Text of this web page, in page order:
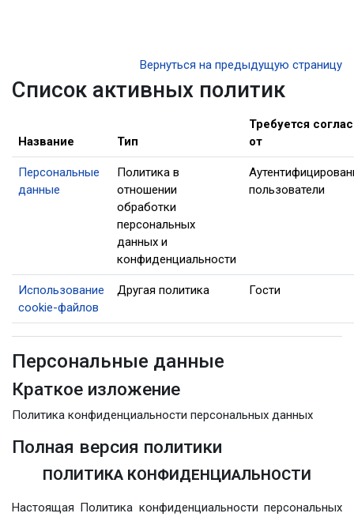
Вернуться на предыдущую страницу
Список активных политик
Название Тип
Требуется
от
Персональные
данные
Политика в
отношении
обработки
персональных
данных и
конфиденциальности
пользователи
Использование
cookie-файлов
Другая политика Гости
Персональные данные
Краткое изложение
Политика конфиденциальности персональных данных
Полная версия политики
ПОЛИТИКА КОНФИДЕНЦИАЛЬНОСТИ
Настоящая Политика конфиденциальности персональных